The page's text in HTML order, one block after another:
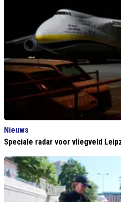
Nieuws
Speciale radar voor vliegveld